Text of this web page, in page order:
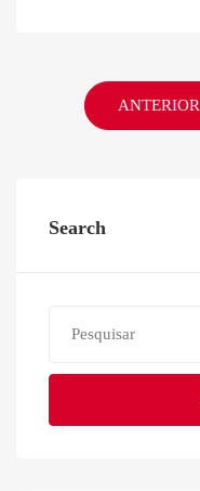
ANTERIOR
Search